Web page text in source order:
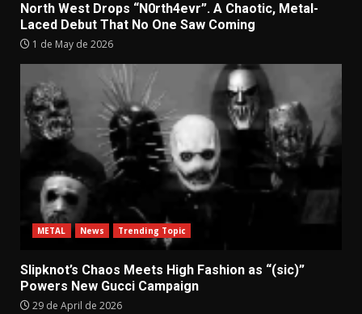
North West Drops “N0rth4evr”. A Chaotic, Metal-
Laced Debut That No One Saw Coming
1 de May de 2026
METAL News Trending Topic
Slipknot’s Chaos Meets High Fashion as “(sic)”
Powers New Gucci Campaign
29 de April de 2026